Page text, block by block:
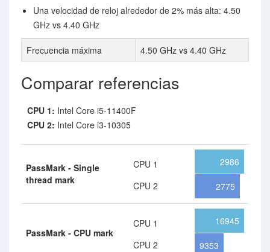
Una velocidad de reloj alrededor de 2% más alta: 4.50
GHz vs 4.40 GHz
Frecuencia máxima 4.50 GHz vs 4.40 GHz
Comparar referencias
CPU 1: Intel Core i5-11400F
CPU 2: Intel Core i3-10305
PassMark - Single
thread mark
CPU 1
CPU 2
2986
2775
PassMark - CPU mark
CPU 1
CPU 2
16945
9353